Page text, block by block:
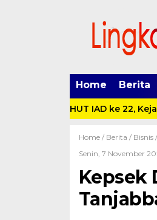
Home Berita
62 dan HUT IAD ke 22, Kejari
Home / Berita / Bisnis/
Senin, 7 November
Kepsek